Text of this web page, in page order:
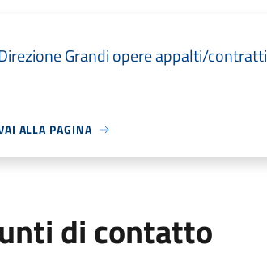
Grandi opere appalti/contratti
ALLA PAGINA
di contatto